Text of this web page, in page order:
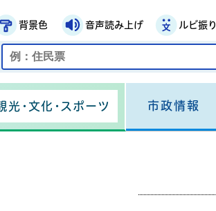
背景色 音声読み上げ ルビ振り
光・文化・スポーツ 市政情報